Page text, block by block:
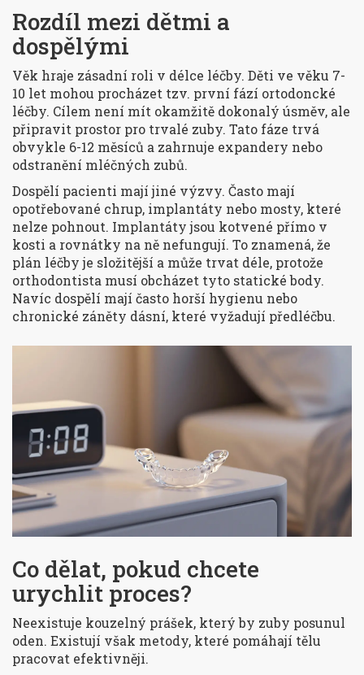
Rozdíl mezi dětmi a
dospělými
Věk hraje zásadní roli v délce léčby. Děti ve věku 7-
10 let mohou procházet tzv. první fází ortodoncké
léčby. Cílem není mít okamžitě dokonalý úsměv, ale
připravit prostor pro trvalé zuby. Tato fáze trvá
obvykle 6-12 měsíců a zahrnuje expandery nebo
odstranění mléčných zubů.
Dospělí pacienti mají jiné výzvy. Často mají
opotřebované chrup, implantáty nebo mosty, které
nelze pohnout. Implantáty jsou kotvené přímo v
kosti a rovnátky na ně nefungují. To znamená, že
plán léčby je složitější a může trvat déle, protože
orthodontista musí obcházet tyto statické body.
Navíc dospělí mají často horší hygienu nebo
chronické záněty dásní, které vyžadují předléčbu.
Co dělat, pokud chcete
urychlit proces?
Neexistuje kouzelný prášek, který by zuby posunul
oden. Existují však metody, které pomáhají tělu
pracovat efektivněji.